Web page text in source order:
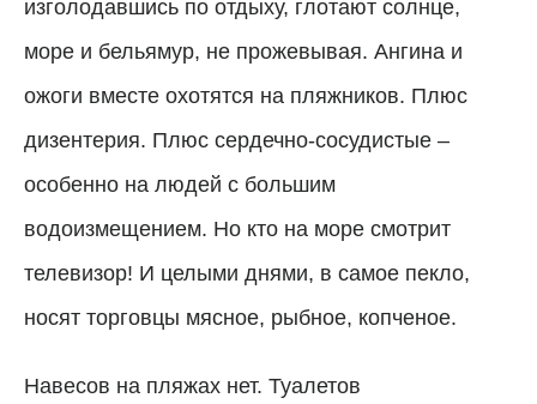
изголодавшись по отдыху, глотают солнце,
море и бельямур, не прожевывая. Ангина и
ожоги вместе охотятся на пляжников. Плюс
дизентерия. Плюс сердечно-сосудистые –
особенно на людей с большим
водоизмещением. Но кто на море смотрит
телевизор! И целыми днями, в самое пекло,
носят торговцы мясное, рыбное, копченое.
Навесов на пляжах нет. Туалетов